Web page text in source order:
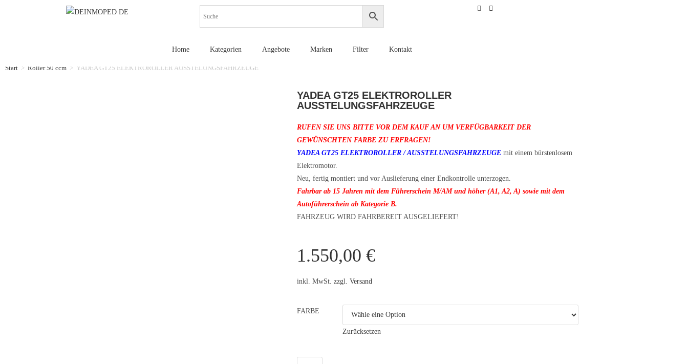
Home Kategorien Angebote Marken Filter Kontakt
Start > Roller 50 ccm > YADEA GT25 ELEKTROROLLER AUSSTELUNGSFAHRZEUGE
YADEA GT25 ELEKTROROLLER
AUSSTELUNGSFAHRZEUGE
RUFEN SIE UNS BITTE VOR DEM KAUF AN UM VERFÜGBARKEIT DER
GEWÜNSCHTEN FARBE ZU ERFRAGEN!
YADEA GT25 ELEKTROROLLER / AUSSTELUNGSFAHRZEUGE mit einem bürstenlosem
Elektromotor.
Neu, fertig montiert und vor Auslieferung einer Endkontrolle unterzogen.
Fahrbar ab 15 Jahren mit dem Führerschein M/AM und höher (A1, A2, A) sowie mit dem
Autoführerschein ab Kategorie B.
FAHRZEUG WIRD FAHRBEREIT AUSGELIEFERT!
1.550,00 €
inkl. MwSt. zzgl. Versand
FARBE
Zurücksetzen